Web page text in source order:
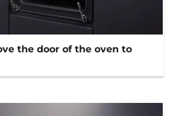
the door of the oven to